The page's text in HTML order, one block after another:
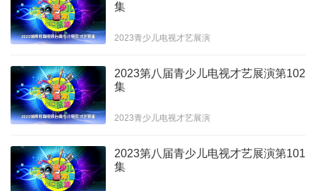
集
2023青少儿电视才艺展演
2023第八届青少儿电视才艺展演第102
集
2023青少儿电视才艺展演
2023第八届青少儿电视才艺展演第101
集